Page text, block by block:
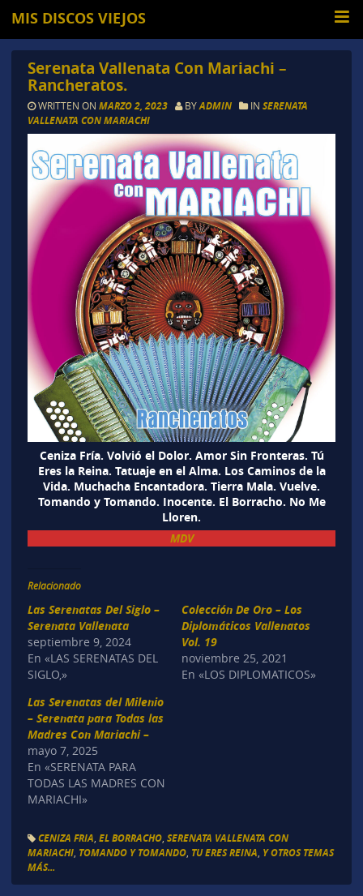
MIS DISCOS VIEJOS
Serenata Vallenata Con Mariachi –
Rancheratos.
WRITTEN ON MARZO 2, 2023 BYADMIN IN SERENATA
VALLENATA CON MARIACHI
Ceniza Fría. Volvió el Dolor. Amor Sin Fronteras. Tú
Eres la Reina. Tatuaje en el Alma. Los Caminos de la
Vida. Muchacha Encantadora. Tierra Mala. Vuelve.
Tomando y Tomando. Inocente. El Borracho. No Me
Lloren.
MDV
Relacionado
Las Serenatas Del Siglo –
Serenata Vallenata
septiembre 9, 2024
En «LAS SERENATAS DEL
SIGLO,»
Colección De Oro – Los
Diplomáticos Vallenatos
Vol. 19
noviembre 25, 2021
En «LOS DIPLOMATICOS»
Las Serenatas del Milenio
– Serenata para Todas las
Madres Con Mariachi –
mayo 7, 2025
En «SERENATA PARA
TODAS LAS MADRES CON
MARIACHI»
CENIZA FRIA EL BORRACHO, SERENATA VALLENATA CON
MARIACHI, TOMANDO Y TOMANDO, TU ERES REINA Y OTROS TEMAS
MÁS...